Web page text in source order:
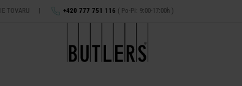
TOVARU | +420 777 751 116 ( Po-Pi: 9:00-17:00h )